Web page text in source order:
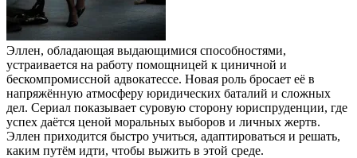
Эллен, обладающая выдающимися способностями,
устраивается на работу помощницей к циничной и
бескомпромиссной адвокатессе. Новая роль бросает её в
напряжённую атмосферу юридических баталий и сложных
дел. Сериал показывает суровую сторону юриспруденции, где
успех даётся ценой моральных выборов и личных жертв.
Эллен приходится быстро учиться, адаптироваться и решать,
каким путём идти, чтобы выжить в этой среде.